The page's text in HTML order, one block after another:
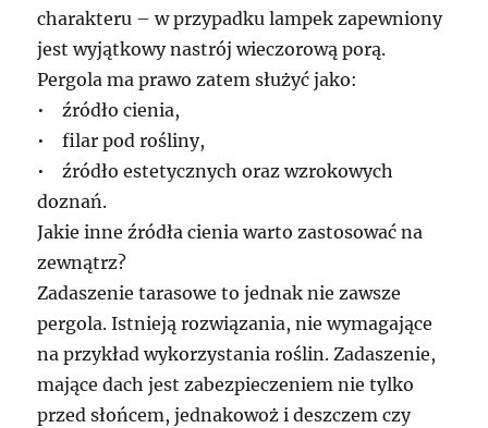
charakteru – w przypadku lampek zapewniony
jest wyjątkowy nastrój wieczorową porą.
Pergola ma prawo zatem służyć jako:
• źródło cienia,
• filar pod rośliny,
• źródło estetycznych oraz wzrokowych
doznań.
Jakie inne źródła cienia warto zastosować na
zewnątrz?
Zadaszenie tarasowe to jednak nie zawsze
pergola. Istnieją rozwiązania, nie wymagające
na przykład wykorzystania roślin. Zadaszenie,
mające dach jest zabezpieczeniem nie tylko
przed słońcem, jednakowoż i deszczem czy